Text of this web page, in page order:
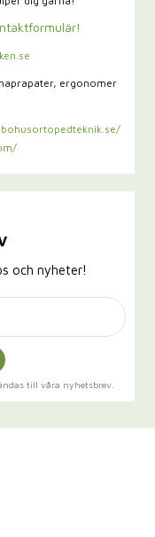
naprapater, ergonomer
och nyheter!
till våra nyhetsbrev.